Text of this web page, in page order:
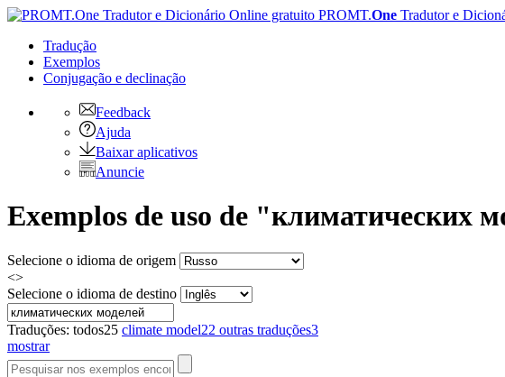
PROMT.One Tradutor e
Tradução
Exemplos
Conjugação e declinação
Feedback
Ajuda
Baixar aplicativos
Anuncie
Exemplos de uso de "климатических
Selecione o idioma de origem
<>
Selecione o idioma de destino
Traduções: todos25 climate model22 outras traduções3
mostrar